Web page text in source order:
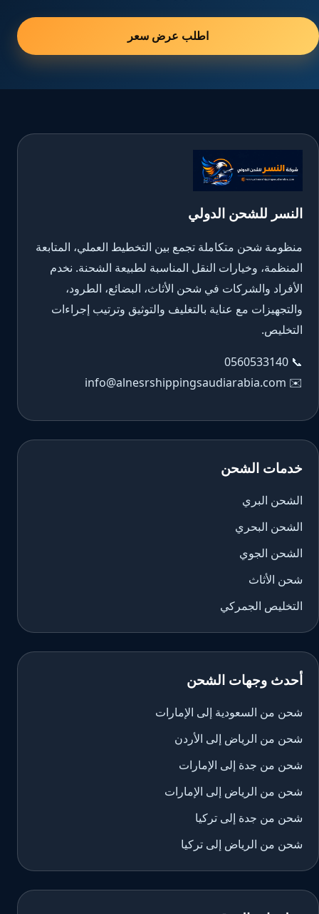
اطلب عرض سعر
النسر للشحن الدولي
منظومة شحن متكاملة تجمع بين التخطيط العملي، المتابعة
المنظمة، وخيارات النقل المناسبة لطبيعة الشحنة. نخدم
الأفراد والشركات في شحن الأثاث، البضائع، الطرود،
والتجهيزات مع عناية بالتغليف والتوثيق وترتيب إجراءات
التخليص.
📞
0560533140
✉️
info@alnesrshippingsaudiarabia.com
خدمات الشحن
الشحن البري
الشحن البحري
الشحن الجوي
شحن الأثاث
التخليص الجمركي
أحدث وجهات الشحن
شحن من السعودية إلى الإمارات
شحن من الرياض إلى الأردن
شحن من جدة إلى الإمارات
شحن من الرياض إلى الإمارات
شحن من جدة إلى تركيا
شحن من الرياض إلى تركيا